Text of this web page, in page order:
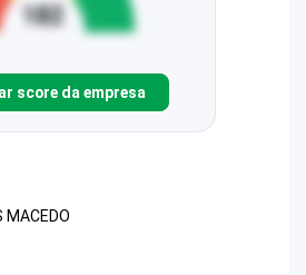
score da empresa
MACEDO